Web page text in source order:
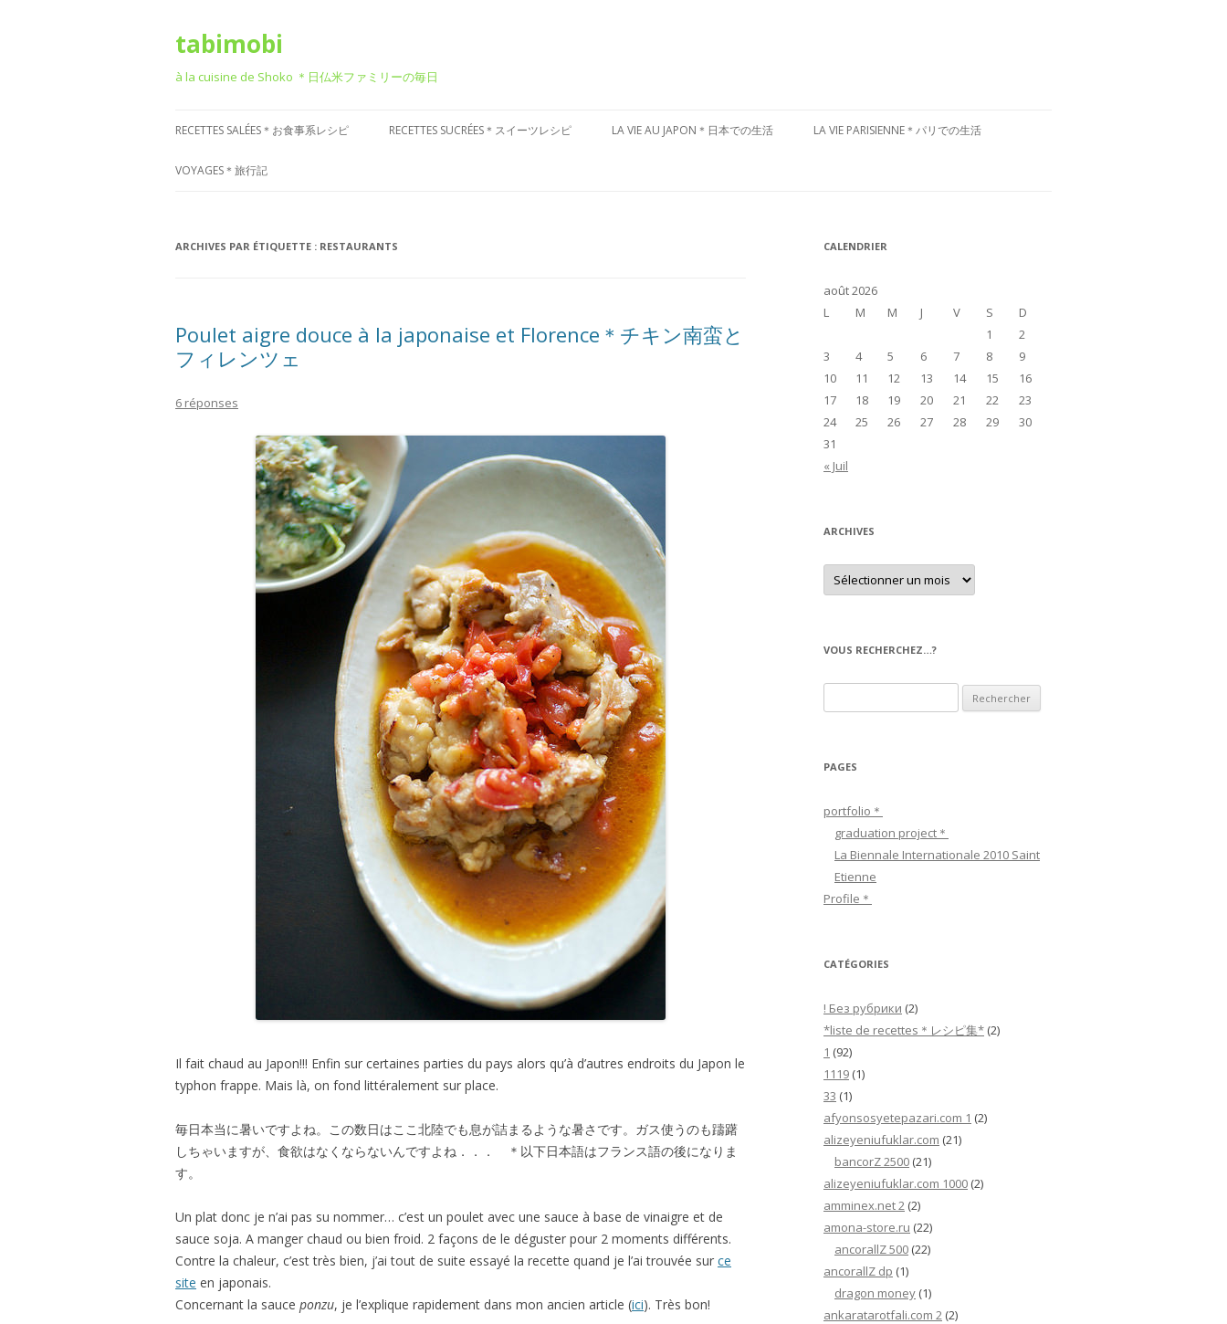
tabimobi
à la cuisine de Shoko ＊日仏米ファミリーの毎日
au
RECETTES SALÉES＊お食事系レシピ
RECETTE DE BENTO＊お弁当
RECETTE FRANÇAISE＊フレンチ風
RECETTE CORÉENNE＊韓国風
GÂTEAUX SALÉS＊食事ケーキ
ASTUCES CUISINE＊料理のコツ
RECETTES SUCRÉES＊スイーツレシピ LA VIE AU JAPON＊日本での生活 LA VIE PARISIENNE＊パリでの生活
メ
VISITE DE LA FRANCE＊フランス国
内お散歩
VOYAGES＊旅行記
旅行
VOYAGE DANS D’AUTRES PAYS
ARCHIVES PAR ÉTIQUETTE : RESTAURANTS
Poulet aigre douce à la japonaise et Florence＊チキン南蛮と
フィレンツェ
6 réponses
Il fait chaud au Japon!!! Enfin sur certaines parties du pays alors qu’à d’autres endroits du Japon le
typhon frappe. Mais là, on fond littéralement sur place.
毎日本当に暑いですよね。この数日はここ北陸でも息が詰まるような暑さです。ガス使うのも躊躇
しちゃいますが、食欲はなくならないんですよね．．． ＊以下日本語はフランス語の後になりま
す。
Un plat donc je n’ai pas su nommer… c’est un poulet avec une sauce à base de vinaigre et de
sauce soja. A manger chaud ou bien froid. 2 façons de le déguster pour 2 moments différents.
Contre la chaleur, c’est très bien, j’ai tout de suite essayé la recette quand je l’ai trouvée sur ce
site en japonais.
Concernant la sauce ponzu, je l’explique rapidement dans mon ancien article (ici). Très bon!
CALENDRIER
août 2026
L
M M J V S D
« Juil
1
2
3
4 5 6 7 8
9
10
11 12 13 14 15
16
17
18 19 20 21 22
23
24
25 26 27 28 29
30
31
ARCHIVES
A
c
e
s
VOUS RECHERCHEZ…?
e
h
r
PAGES
portfolio＊
graduation project＊
La Biennale Internationale 2010 Saint
Etienne
Profile＊
CATÉGORIES
! Без рубрики (2)
*liste de recettes＊レシピ集* (2)
1 (92)
1119 (1)
33 (1)
afyonsosyetepazari.com 1 (2)
alizeyeniufuklar.com (21)
bancorZ 2500 (21)
alizeyeniufuklar.com 1000 (2)
amminex.net 2 (2)
amona-store.ru (22)
ancorallZ 500 (22)
ancorallZ dp (1)
dragon money (1)
ankaratarotfali.com 2 (2)